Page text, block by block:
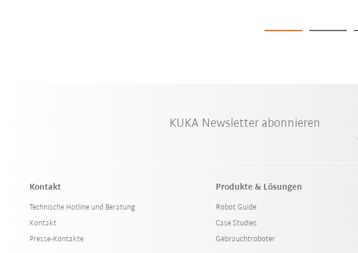
KUKA Newsletter abonnieren
Kontakt
Technische Hotline und Beratung
Kontakt
Presse-Kontakte
Produkte & Lösungen
Robot Guide
Case Studies
Gebrauchtroboter